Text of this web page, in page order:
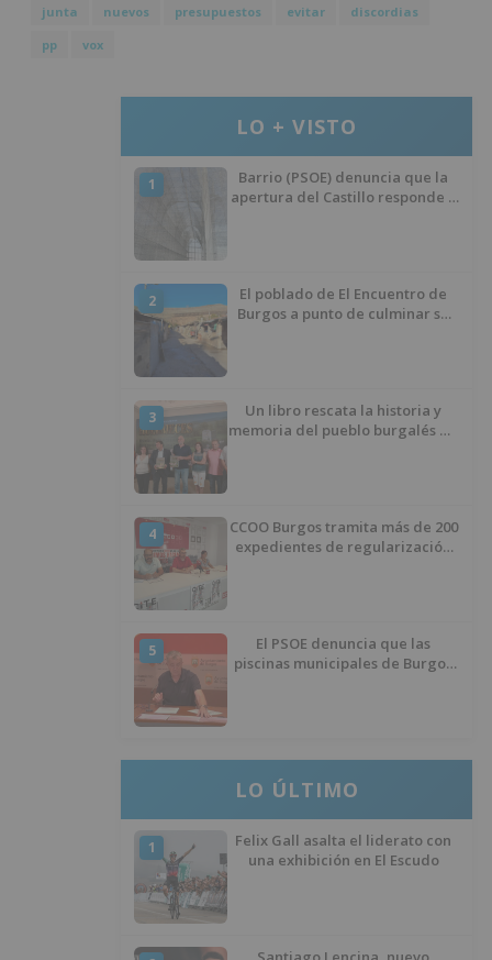
junta nuevos presupuestos evitar
discordias
pp
vox
LO + VISTO
1
Barrio (PSOE) denuncia que la
apertura del Castillo responde a
2
El poblado de El Encuentro de
Burgos a punto de culminar su
3
Un libro rescata la historia y
memoria del pueblo burgalés de
4
CCOO Burgos tramita más de 200
expedientes de regularización
5
El PSOE denuncia que las
piscinas municipales de Burgos
LO ÚLTIMO
1
Felix Gall asalta el liderato con
una exhibición en El Escudo